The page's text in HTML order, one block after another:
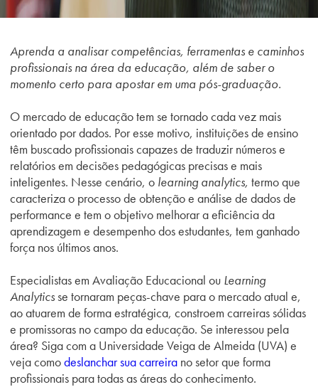
Aprenda a analisar competências, ferramentas e caminhos
profissionais na área da educação, além de saber o
momento certo para apostar em uma pós-graduação.
O mercado de educação tem se tornado cada vez mais
orientado por dados. Por esse motivo, instituições de ensino
têm buscado profissionais capazes de traduzir números e
relatórios em decisões pedagógicas precisas e mais
inteligentes. Nesse cenário, o learning analytics, termo que
caracteriza o processo de obtenção e análise de dados de
performance e tem o objetivo melhorar a eficiência da
aprendizagem e desempenho dos estudantes, tem ganhado
força nos últimos anos.
Especialistas em Avaliação Educacional ou Learning
Analyticsse tornaram peças-chave para o mercado atual e,
ao atuarem de forma estratégica, constroem carreiras sólidas
e promissoras no campo da educação. Se interessou pela
área? Siga com a Universidade Veiga de Almeida (UVA) e
veja comodeslanchar sua carreira no setor que forma
profissionais para todas as áreas do conhecimento.